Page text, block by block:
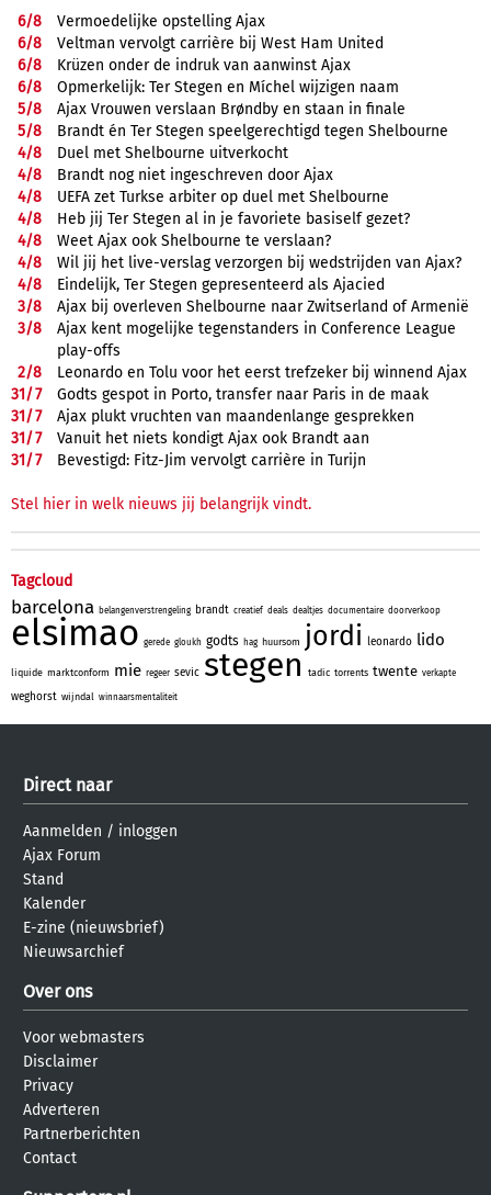
6/8
Vermoedelijke opstelling Ajax
6/8
Veltman vervolgt carrière bij West Ham United
6/8
Krüzen onder de indruk van aanwinst Ajax
6/8
Opmerkelijk: Ter Stegen en Míchel wijzigen naam
5/8
Ajax Vrouwen verslaan Brøndby en staan in finale
5/8
Brandt én Ter Stegen speelgerechtigd tegen Shelbourne
4/8
Duel met Shelbourne uitverkocht
4/8
Brandt nog niet ingeschreven door Ajax
4/8
UEFA zet Turkse arbiter op duel met Shelbourne
4/8
Heb jij Ter Stegen al in je favoriete basiself gezet?
4/8
Weet Ajax ook Shelbourne te verslaan?
4/8
Wil jij het live-verslag verzorgen bij wedstrijden van Ajax?
4/8
Eindelijk, Ter Stegen gepresenteerd als Ajacied
3/8
Ajax bij overleven Shelbourne naar Zwitserland of Armenië
3/8
Ajax kent mogelijke tegenstanders in Conference League
play-offs
2/8
Leonardo en Tolu voor het eerst trefzeker bij winnend Ajax
31/7
Godts gespot in Porto, transfer naar Paris in de maak
31/7
Ajax plukt vruchten van maandenlange gesprekken
31/7
Vanuit het niets kondigt Ajax ook Brandt aan
31/7 Bevestigd: Fitz-Jim vervolgt carrière in Turijn
Stel hier in welk nieuws jij belangrijk vindt.
Tagcloud
barcelona belangenverstrengeling brandt creatief deals dealtjes documentaire doorverkoop
elsimao gerede gloukh godts hag huursom jordi leonardo lido
liquide marktconform mie regeer sevic stegen tadic torrents twente verkapte
weghorst wijndal winnaarsmentaliteit
Direct naar
Aanmelden / inloggen
Ajax Forum
Stand
Kalender
E-zine (nieuwsbrief)
Nieuwsarchief
Over ons
Voor webmasters
Disclaimer
Privacy
Adverteren
Partnerberichten
Contact